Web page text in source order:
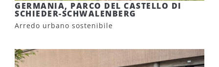
GERMANIA, PARCO DEL CASTELLO DI
SCHIEDER-SCHWALENBERG
Arredo urbano sostenibile